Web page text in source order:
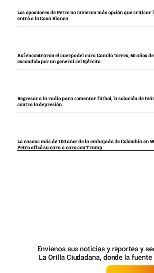
Los opositores de Petro no tuvieron más opción que criticar
entró a la Casa Blanca
Así encontraron el cuerpo del cura Camilo Torres, 60 años
escondido por un general del Ejército
Regresar a la radio para comentar fútbol, la solución de
contra la depresión
La casona más de 100 años de la embajada de Colombia en
Petro afinó su cara a cara con Trump